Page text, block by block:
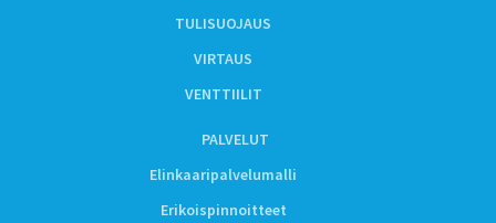
TULISUOJAUS
VIRTAUS
VENTTIILIT
PALVELUT
Elinkaaripalvelumalli
Erikoispinnoitteet